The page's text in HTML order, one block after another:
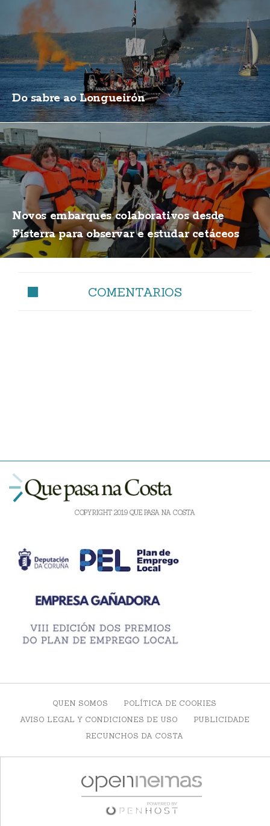
Do sabre ao Longueirón
Novos embarques colaborativos desde
Fisterra para observar e estudar cetáceos
COMENTARIOS
COPYRIGHT 2019 QUE PASA NA COSTA
QUEN SOMOS
POLÍTICA DE COOKIES
AVISO LEGAL Y CONDICIONES DE USO
PUBLICIDADE
RECUNCHOS DA COSTA